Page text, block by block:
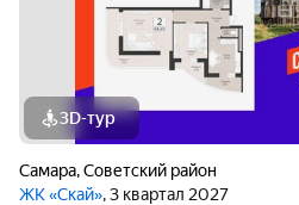
3D-тур
Самара,Советский район
ЖК «Скай», 3 квартал 2027